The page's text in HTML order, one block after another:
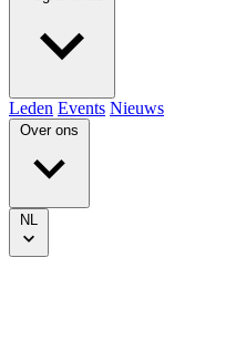
Leden Events Nieuws
Over ons
NL